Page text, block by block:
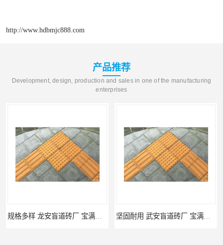
http://www.hdbmjc888.com
产品推荐
Development, design, production and sales in one of the manufacturing
enterprises